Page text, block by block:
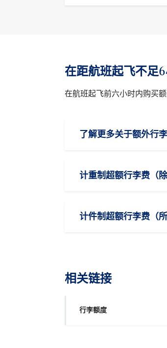
在距航班起飞不足
在航班起飞前六小时内购买
了解更多关于额外行
计重制超额行李费（
计件制超额行李费（
相关链接
行李额度